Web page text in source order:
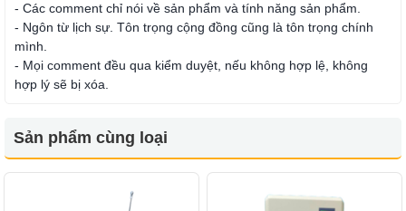
- Các comment chỉ nói về sản phẩm và tính năng sản phẩm.
- Ngôn từ lịch sự. Tôn trọng cộng đồng cũng là tôn trọng chính
mình.
- Mọi comment đều qua kiểm duyệt, nếu không hợp lệ, không
hợp lý sẽ bị xóa.
Sản phẩm cùng loại